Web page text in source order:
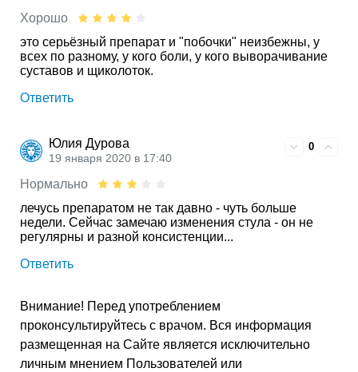
Хорошо
это серьёзный препарат и "побочки" неизбежны, у
всех по разному, у кого боли, у кого выворачивание
суставов и щиколоток.
Ответить
Юлия Дуровa
19 января 2020 в 17:40
0
Нормально
лечусь препаратом не так давно - чуть больше
недели. Сейчас замечаю изменения стула - он не
регулярны и разной консистенции...
Ответить
Внимание! Перед употреблением
проконсультируйтесь с врачом. Вся информация
размещенная на Сайте является исключительно
личным мнением Пользователей или